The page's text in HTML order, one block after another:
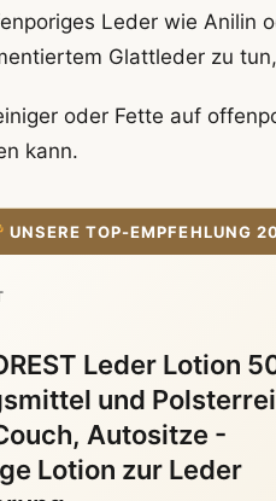
Leder wie Anilin
Glattleder zu
oder Fette auf
kann.
UNSERE TOP-EMPFEHLUNG
Leder Lotion
und
Autositze -
Lotion zur Leder